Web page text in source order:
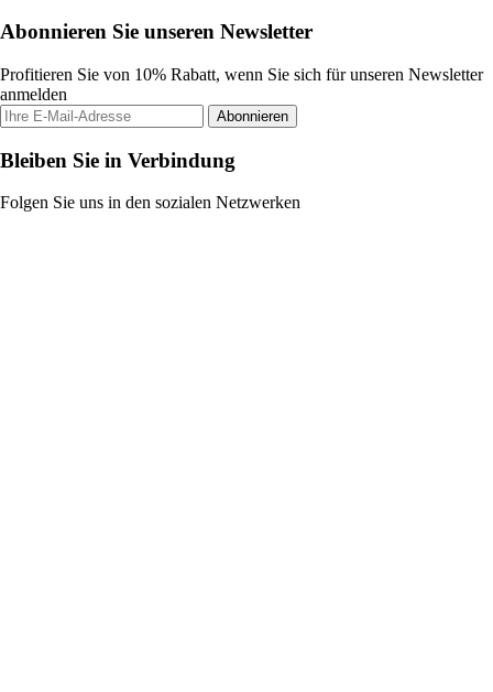
Abonnieren Sie unseren Newsletter
Profitieren Sie von 10% Rabatt, wenn Sie sich für unseren Newsletter
anmelden
Abonnieren
Bleiben Sie in Verbindung
Folgen Sie uns in den sozialen Netzwerken